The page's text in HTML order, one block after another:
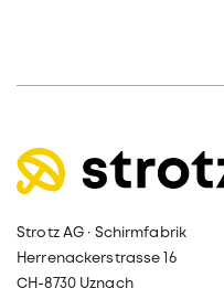
Strotz AG · Schirmfabrik
Herrenackerstrasse 16
CH-8730 Uznach